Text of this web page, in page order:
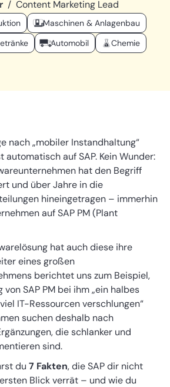
/ Content Marketing Lead
Maschinen & Anlagenbau
Automobil Chemie
nach „mobiler Instandhaltung“
auf SAP. Kein Wunder:
hat den Begriff
und über Jahre in die
hineingetragen – immerhin
auf SAP PM (Plant
hat auch diese ihre
eines großen
berichtet uns zum Beispiel,
SAP PM bei ihm „ein halbes
IT-Ressourcen verschlungen“
suchen deshalb nach
die schlanker und
sind.
du 7 Fakten, die SAP dir nicht
Blick verrät – und wie du